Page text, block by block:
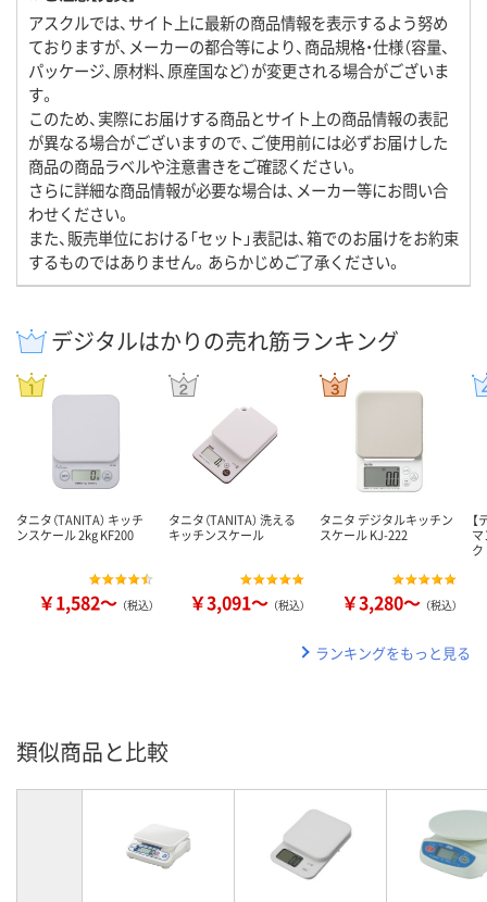
アスクルでは、サイト上に最新の商品情報を表示するよう努め
ておりますが、メーカーの都合等により、商品規格・仕様（容量、
パッケージ、原材料、原産国など）が変更される場合がございま
す。
このため、実際にお届けする商品とサイト上の商品情報の表記
が異なる場合がございますので、ご使用前には必ずお届けした
商品の商品ラベルや注意書きをご確認ください。
さらに詳細な商品情報が必要な場合は、メーカー等にお問い合
わせください。
また、販売単位における「セット」表記は、箱でのお届けをお約束
するものではありません。あらかじめご了承ください。
デジタルはかりの売れ筋ランキング
タニタ（TANITA） キッチ
ンスケール 2kg KF200
￥1,582～ （税込）
タニタ（TANITA） 洗える
キッチンスケール
￥3,091～ （税込）
タニタ デジタルキッチン
スケール KJ-222
￥3,280～ （税込）
ランキングをもっと見る
類似商品と比較